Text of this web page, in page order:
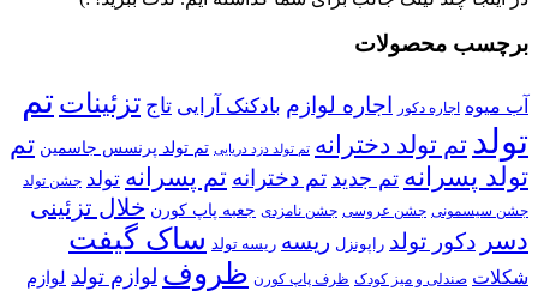
برچسب محصولات
آب میوه اجاره دکور اجاره لوازم بادکنک آرایی تاج تزئینات تم
تولد تم تولد دخترانه تم تولد دزد دریایی تم تولد پرنسس جاسمین تم
تولد پسرانه تم جدید تم دخترانه تم پسرانه تولد جشن تولد
جشن سیسمونی جشن عروسی جشن نامزدی جعبه پاپ کورن خلال تزئینی
دسر دکور تولد راپونزل ریسه ریسه تولد ساک گیفت
شکلات صندلی و میز کودک ظرف پاپ کورن ظروف لوازم تولد لوازم